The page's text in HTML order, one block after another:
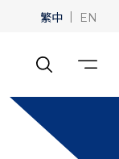
繁中 | EN